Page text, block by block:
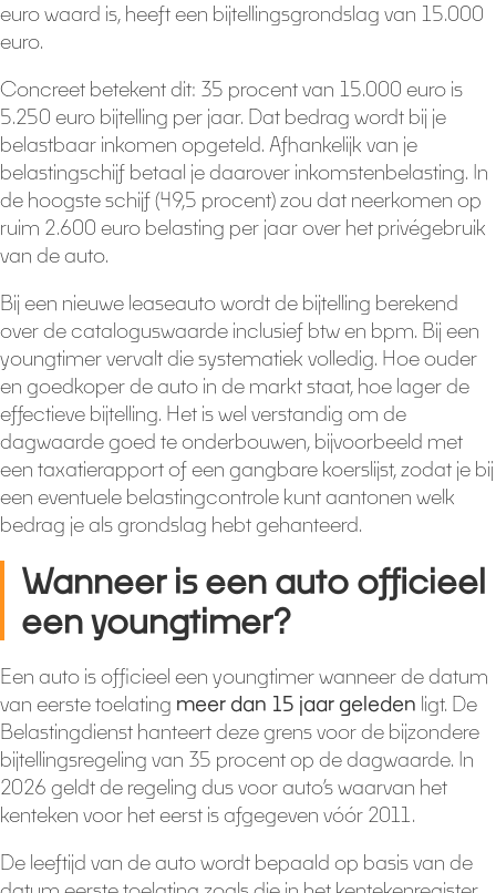
euro waard is, heeft een bijtellingsgrondslag van 15.000
euro.
Concreet betekent dit: 35 procent van 15.000 euro is
5.250 euro bijtelling per jaar. Dat bedrag wordt bij je
belastbaar inkomen opgeteld. Afhankelijk van je
belastingschijf betaal je daarover inkomstenbelasting. In
de hoogste schijf (49,5 procent) zou dat neerkomen op
ruim 2.600 euro belasting per jaar over het privégebruik
van de auto.
Bij een nieuwe leaseauto wordt de bijtelling berekend
over de cataloguswaarde inclusief btw en bpm. Bij een
youngtimer vervalt die systematiek volledig. Hoe ouder
en goedkoper de auto in de markt staat, hoe lager de
effectieve bijtelling. Het is wel verstandig om de
dagwaarde goed te onderbouwen, bijvoorbeeld met
een taxatierapport of een gangbare koerslijst, zodat je bij
een eventuele belastingcontrole kunt aantonen welk
bedrag je als grondslag hebt gehanteerd.
Wanneer is een auto officieel
een youngtimer?
Een auto is officieel een youngtimer wanneer de datum
van eerste toelating meer dan 15 jaar geleden ligt. De
Belastingdienst hanteert deze grens voor de bijzondere
bijtellingsregeling van 35 procent op de dagwaarde. In
2026 geldt de regeling dus voor auto’s waarvan het
kenteken voor het eerst is afgegeven vóór 2011.
De leeftijd van de auto wordt bepaald op basis van de